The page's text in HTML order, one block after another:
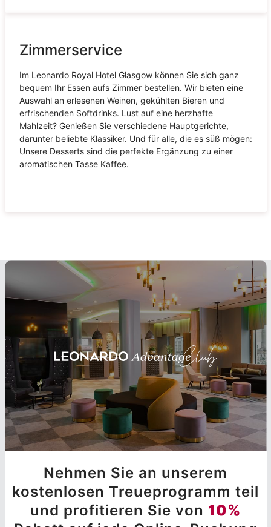
Zimmerservice
Im Leonardo Royal Hotel Glasgow können Sie sich ganz
bequem Ihr Essen aufs Zimmer bestellen. Wir bieten eine
Auswahl an erlesenen Weinen, gekühlten Bieren und
erfrischenden Softdrinks. Lust auf eine herzhafte
Mahlzeit? Genießen Sie verschiedene Hauptgerichte,
darunter beliebte Klassiker. Und für alle, die es süß mögen:
Unsere Desserts sind die perfekte Ergänzung zu einer
aromatischen Tasse Kaffee.
Nehmen Sie an unserem
kostenlosen Treueprogramm teil
und profitieren Sie von 10%